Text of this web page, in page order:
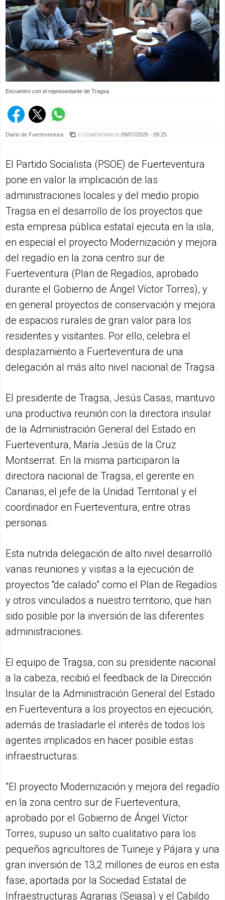
Encuentro con el representante de Tragsa.
Diario de Fuerteventura 0 COMENTARIOS 09/07/2026 - 09:25
El Partido Socialista (PSOE) de Fuerteventura
pone en valor la implicación de las
administraciones locales y del medio propio
Tragsa en el desarrollo de los proyectos que
esta empresa pública estatal ejecuta en la isla,
en especial el proyecto Modernización y mejora
del regadío en la zona centro sur de
Fuerteventura (Plan de Regadíos, aprobado
durante el Gobierno de Ángel Víctor Torres), y
en general proyectos de conservación y mejora
de espacios rurales de gran valor para los
residentes y visitantes. Por ello, celebra el
desplazamiento a Fuerteventura de una
delegación al más alto nivel nacional de Tragsa.
El presidente de Tragsa, Jesús Casas, mantuvo
una productiva reunión con la directora insular
de la Administración General del Estado en
Fuerteventura, María Jesús de la Cruz
Montserrat. En la misma participaron la
directora nacional de Tragsa, el gerente en
Canarias, el jefe de la Unidad Territorial y el
coordinador en Fuerteventura, entre otras
personas.
Esta nutrida delegación de alto nivel desarrolló
varias reuniones y visitas a la ejecución de
proyectos “de calado” como el Plan de Regadíos
y otros vinculados a nuestro territorio, que han
sido posible por la inversión de las diferentes
administraciones.
El equipo de Tragsa, con su presidente nacional
a la cabeza, recibió el feedback de la Dirección
Insular de la Administración General del Estado
en Fuerteventura a los proyectos en ejecución,
además de trasladarle el interés de todos los
agentes implicados en hacer posible estas
infraestructuras.
"El proyecto Modernización y mejora del regadío
en la zona centro sur de Fuerteventura,
aprobado por el Gobierno de Ángel Víctor
Torres, supuso un salto cualitativo para los
pequeños agricultores de Tuineje y Pájara y una
gran inversión de 13,2 millones de euros en esta
fase, aportada por la Sociedad Estatal de
Infraestructuras Agrarias (Seiasa) y el Cabildo